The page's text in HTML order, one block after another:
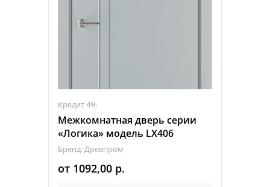
Кредит 4%
Межкомнатная дверь серии
«Логика» модель LX406
Бренд: Древпром
от 1092,00 р.